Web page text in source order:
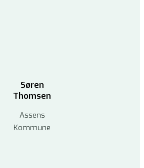
Søren
Thomsen
Assens
Kommune